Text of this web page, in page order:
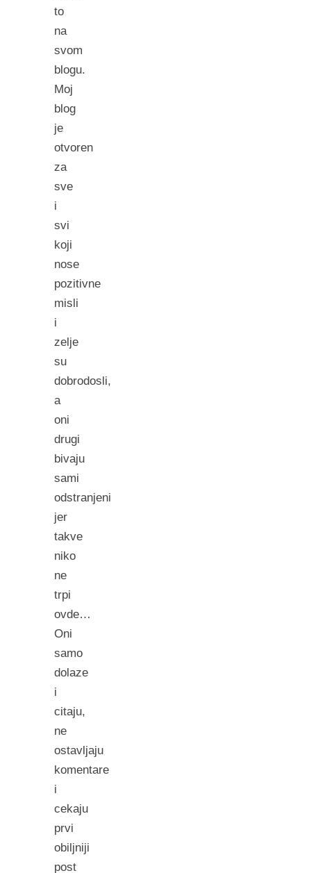
to
na
svom
blogu.
Moj
blog
je
otvoren
za
sve
i
svi
koji
nose
pozitivne
misli
i
zelje
su
dobrodosli,
a
oni
drugi
bivaju
sami
odstranjeni
jer
takve
niko
ne
trpi
ovde…
Oni
samo
dolaze
i
citaju,
ne
ostavljaju
komentare
i
cekaju
prvi
obiljniji
post